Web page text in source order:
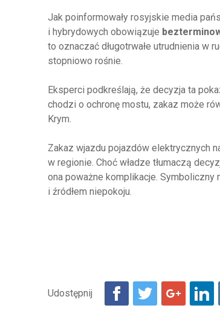
Jak poinformowały rosyjskie media
i hybrydowych obowiązuje
to oznaczać długotrwałe utrudnienia w
stopniowo rośnie.
Eksperci podkreślają, że decyzja ta
chodzi o ochronę mostu, zakaz może
Krym.
Zakaz wjazdu pojazdów elektrycznych
w regionie. Choć władze tłumaczą
ona poważne komplikacje. Symboliczny
i źródłem niepokoju.